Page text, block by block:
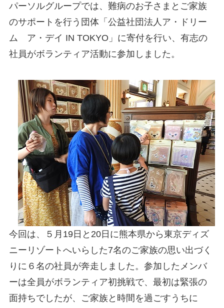
パーソルグループでは、難病のお子さまとご家族
のサポートを行う団体「公益社団法人ア・ドリー
ム ア・デイ IN TOKYO」に寄付を行い、有志の
社員がボランティア活動に参加しました。
今回は、５月19日と20日に熊本県から東京ディズ
ニーリゾートへいらした7名のご家族の思い出づく
りに６名の社員が奔走しました。参加したメンバ
ーは全員がボランティア初挑戦で、最初は緊張の
面持ちでしたが、ご家族と時間を過ごすうちに